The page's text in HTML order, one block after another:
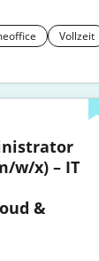
Vollzeit
w/x) – IT
&